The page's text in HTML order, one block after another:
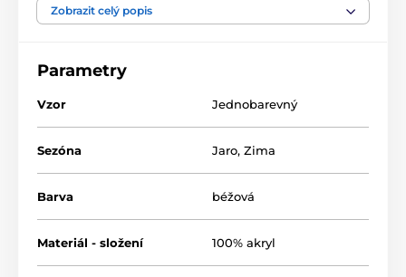
Zobrazit celý popis
Parametry
Vzor Jednobarevný
Sezóna Jaro, Zima
Barva béžová
Materiál - složení 100% akryl